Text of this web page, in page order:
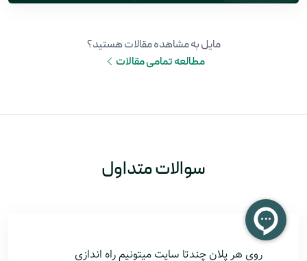
مایل به مشاهده مقالات هستید؟
مطالعه تمامی مقالات
سوالات متداول
روی هر پلان چندتا سایت میتونیم راه اندازی